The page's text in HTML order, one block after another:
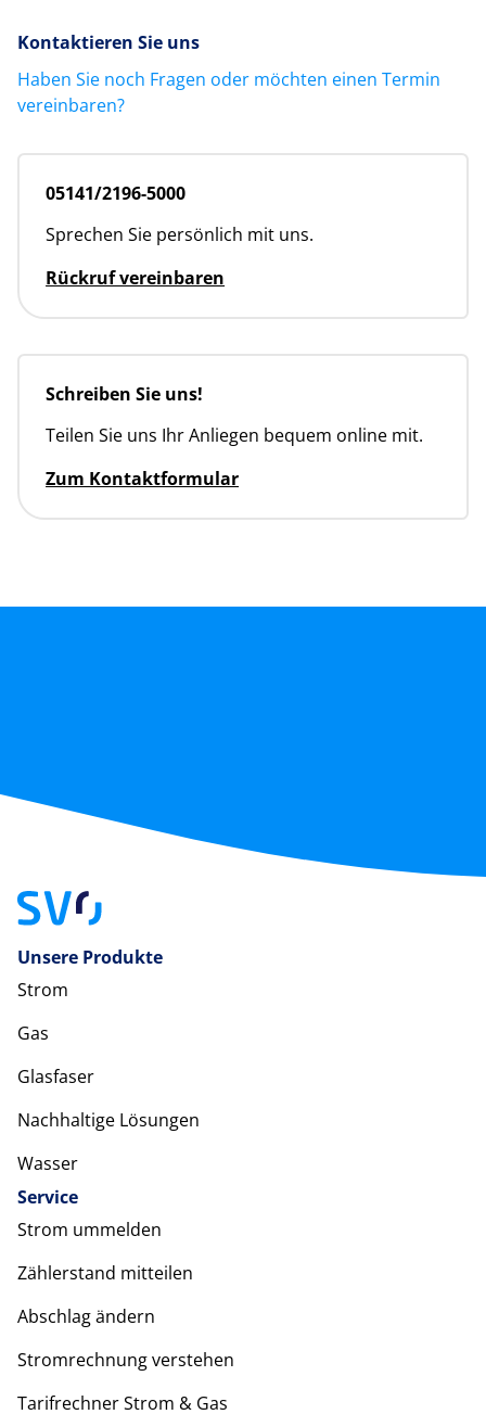
Kontaktieren Sie uns
Haben Sie noch Fragen oder möchten einen Termin
vereinbaren?
05141/2196-5000
Sprechen Sie persönlich mit uns.
Rückruf vereinbaren
Schreiben Sie uns!
Teilen Sie uns Ihr Anliegen bequem online mit.
Zum Kontaktformular
Unsere Produkte
Strom
Gas
Glasfaser
Nachhaltige Lösungen
Wasser
Service
Strom ummelden
Zählerstand mitteilen
Abschlag ändern
Stromrechnung verstehen
Tarifrechner Strom & Gas